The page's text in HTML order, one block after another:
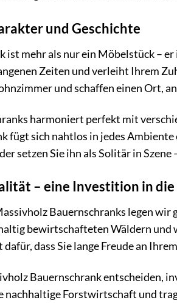
und Geschichte
ist mehr als nur ein Möbelstück –
Zeiten und verleiht Ihrem
und schaffen einen Ort,
harmoniert perfekt mit
fügt sich nahtlos in jedes
setzen Sie ihn als Solitär in
– eine Investition in
Bauernschranks legen
bewirtschafteten Wäldern
dass Sie lange Freude an
Bauernschrank entscheiden,
Forstwirtschaft und